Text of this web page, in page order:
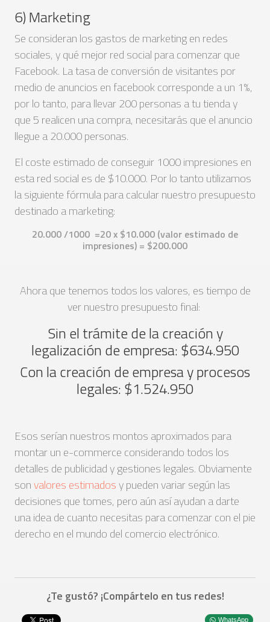
6) Marketing
Se consideran los gastos de marketing en redes
sociales, y qué mejor red social para comenzar que
Facebook. La tasa de conversión de visitantes por
medio de anuncios en facebook corresponde a un 1%,
por lo tanto, para llevar 200 personas a tu tienda y
que 5 realicen una compra, necesitarás que el anuncio
llegue a 20.000 personas.
El coste estimado de conseguir 1000 impresiones en
esta red social es de $10.000. Por lo tanto utilizamos
la siguiente fórmula para calcular nuestro presupuesto
destinado a marketing:
20.000 /1000 =20 x $10.000 (valor estimado de
impresiones) = $200.000
Ahora que tenemos todos los valores, es tiempo de
ver nuestro presupuesto final:
Sin el trámite de la creación y
legalización de empresa: $634.950
Con la creación de empresa y procesos
legales: $1.524.950
Esos serían nuestros montos aproximados para
montar un e-commerce considerando todos los
detalles de publicidad y gestiones legales. Obviamente
sonvalores estimadosy pueden variar según las
decisiones que tomes, pero aún así ayudan a darte
una idea de cuanto necesitas para comenzar con el pie
derecho en el mundo del comercio electrónico.
¿Te gustó? ¡Compártelo en tus redes!
WhatsApp